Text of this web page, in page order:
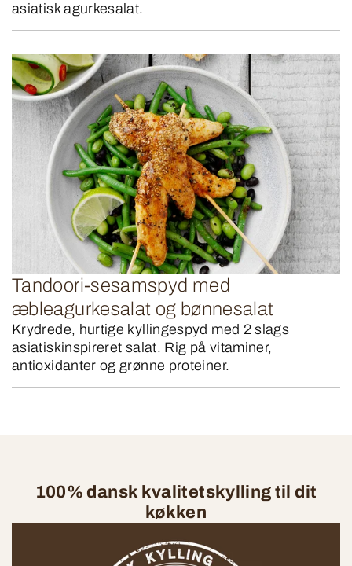
asiatisk agurkesalat.
Tandoori-sesamspyd med
æbleagurkesalat og bønnesalat
Krydrede, hurtige kyllingespyd med 2 slags
asiatiskinspireret salat. Rig på vitaminer,
antioxidanter og grønne proteiner.
100% dansk kvalitetskylling til dit
køkken